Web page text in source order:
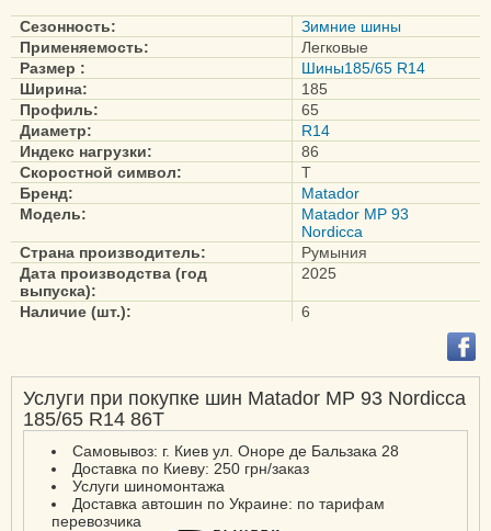
Сезонность:
Зимние шины
Применяемость:
Легковые
Размер :
Шины185/65 R14
Ширина:
185
Профиль:
65
Диаметр:
R14
Индекс нагрузки:
86
Скоростной символ:
T
Бренд:
Matador
Модель:
Matador MP 93
Nordicca
Страна производитель:
Румыния
Дата производства (год
выпуска):
2025
Наличие (шт.): 6
Услуги при покупке шин Matador MP 93 Nordicca
185/65 R14 86T
Самовывоз: г. Киев ул. Оноре де Бальзака 28
Доставка по Киеву: 250 грн/заказ
Услуги шиномонтажа
Доставка автошин по Украине: по тарифам
перевозчика